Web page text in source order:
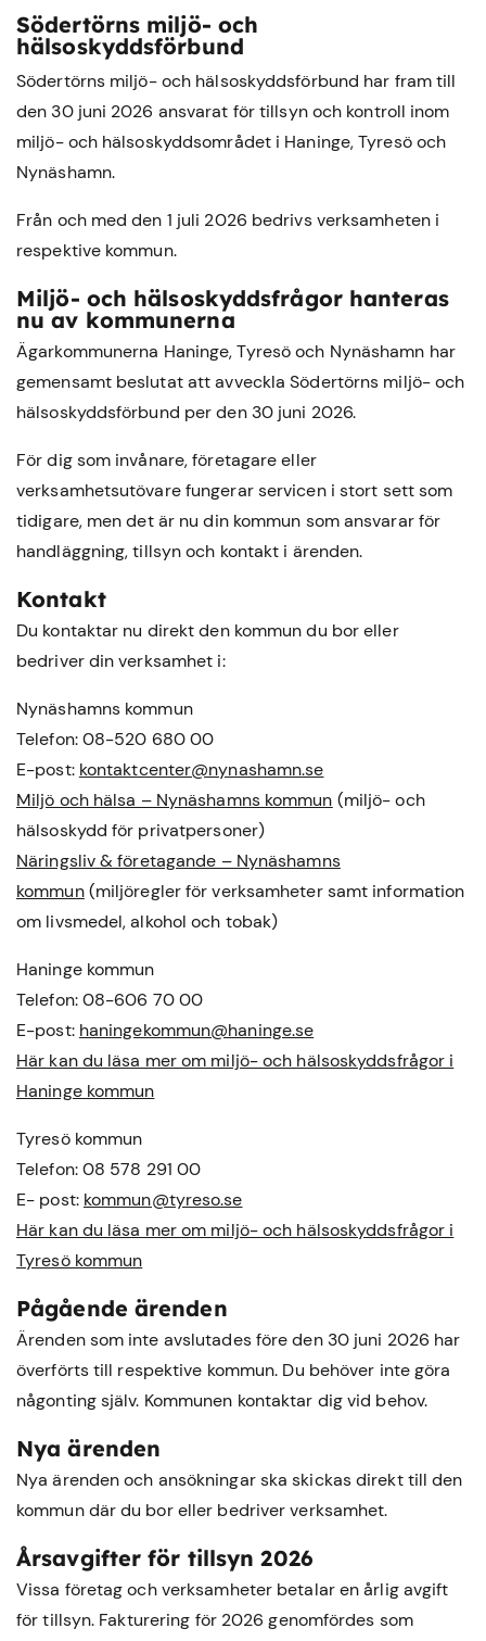
Södertörns miljö- och
hälsoskyddsförbund
Södertörns miljö- och hälsoskyddsförbund har fram till
den 30 juni 2026 ansvarat för tillsyn och kontroll inom
miljö- och hälsoskyddsområdet i Haninge,Tyresöoch
Nynäshamn.
Från och med den 1 juli 2026 bedrivs verksamheten i
respektive kommun.
Miljö- och hälsoskyddsfrågor hanteras
nu av kommunerna
Ägarkommunerna Haninge, Tyresö och Nynäshamn har
gemensamt beslutat att avveckla Södertörns miljö- och
hälsoskyddsförbund per den 30 juni 2026.
För dig som invånare, företagare eller
verksamhetsutövare fungerar servicen i stort sett som
tidigare, men det är nu din kommun som ansvarar för
handläggning, tillsyn och kontakt i ärenden.
Kontakt
Du kontaktar nu direkt den kommun du bor eller
bedriver din verksamhet i:
Nynäshamns kommun
Telefon: 08-520 680 00
E-post: kontaktcenter@nynashamn.se
Miljö och hälsa – Nynäshamns kommun (miljö- och
hälsoskydd för privatpersoner)
Näringsliv & företagande – Nynäshamns
kommun(miljöregler för verksamheter samt information
om livsmedel, alkohol och tobak)
Haninge kommun
Telefon: 08-606 70 00
E-post: haningekommun@haninge.se
Här kan du läsa mer om miljö- och hälsoskyddsfrågor i
Haninge kommun
Tyresö kommun
Telefon: 08 578 291 00
E- post: kommun@tyreso.se
Här kan du läsa mer om miljö- och hälsoskyddsfrågor i
Tyresö kommun
Pågående ärenden
Ärenden som inte avslutades före den 30 juni 2026 har
överförts till respektive kommun. Du behöver inte göra
någonting själv. Kommunen kontaktar dig vid behov.
Nya ärenden
Nya ärenden och ansökningar ska skickas direkt till den
kommun där du bor eller bedriver verksamhet.
Årsavgifter för tillsyn 2026
Vissa företag och verksamheter betalar en årlig avgift
för tillsyn. Fakturering för 2026 genomfördes som